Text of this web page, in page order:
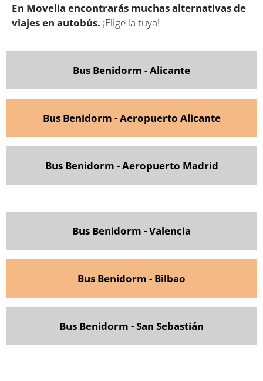
En Movelia encontrarás muchas alternativas de
viajes en autobús. ¡Elige la tuya!
Bus Benidorm - Alicante
Bus Benidorm - Aeropuerto Alicante
Bus Benidorm - Aeropuerto Madrid
Bus Benidorm - Valencia
Bus Benidorm - Bilbao
Bus Benidorm - San Sebastián